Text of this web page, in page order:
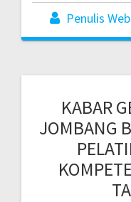
Penulis
KABAR
JOMBANG